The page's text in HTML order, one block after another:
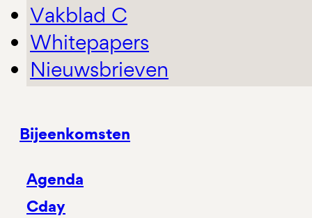
Vakblad C
Whitepapers
Nieuwsbrieven
Bijeenkomsten
Agenda
Cday